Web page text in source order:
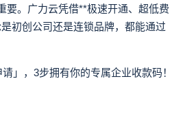
。广力云凭借**极速开通、超低费
初创公司还是连锁品牌，都能通过
，3步拥有你的专属企业收款码！